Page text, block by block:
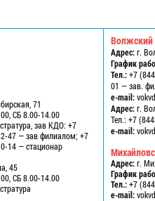
71
СБ 8.00-14.00
зав КДО: +7
47 — зав филиалом; +7
14 — стационар
45
СБ 8.00-14.00
Волжский
Адрес:г.
График
Тел.:+7
01 — зав.
e-mail:
Адрес:г.
Тел.: +7
e-mail:
Адрес:г.
График
Тел.:+7
e-mail: